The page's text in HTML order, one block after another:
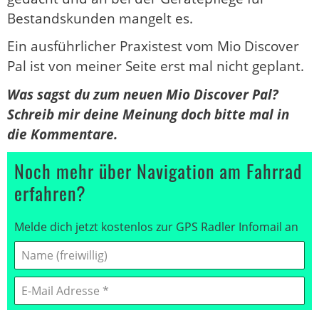
Bestandskunden mangelt es.
Ein ausführlicher Praxistest vom Mio Discover
Pal ist von meiner Seite erst mal nicht geplant.
Was sagst du zum neuen Mio Discover Pal?
Schreib mir deine Meinung doch bitte mal in
die Kommentare.
Noch mehr über Navigation am Fahrrad
erfahren?
Melde dich jetzt kostenlos zur GPS Radler Infomail an